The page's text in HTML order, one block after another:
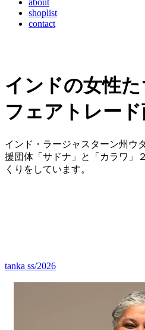
about
shoplist
contact
インドの女性
フェアトレー
インド・ラージャスターン州ウ
援団体「サドナ」と「カラワ」
くりをしています。
tanka ss/2026